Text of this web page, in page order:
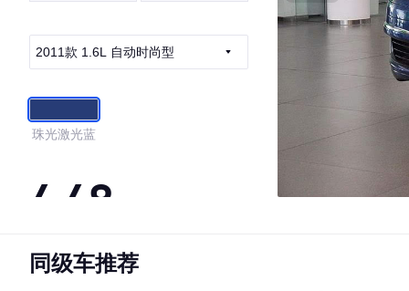
2011款 1.6L 自动时尚型
珠光激光蓝
4.48
·外观表现一般，低于66%同级车
同级车推荐